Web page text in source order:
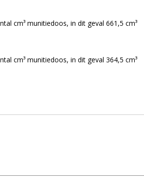
cm³ munitiedoos, in dit geval 661,5 cm³
cm³ munitiedoos, in dit geval 364,5 cm³